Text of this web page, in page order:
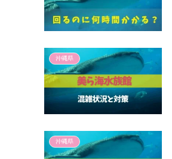
沖縄県
沖縄県